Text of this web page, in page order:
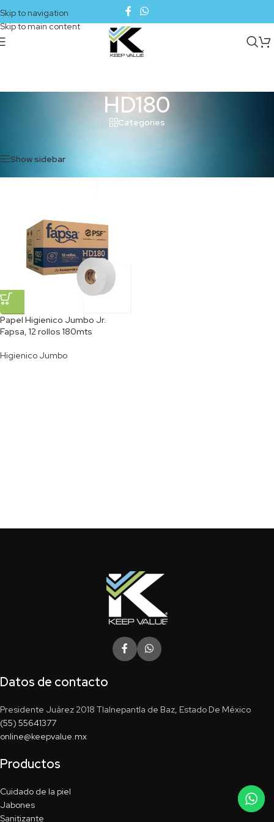
Skip to navigation
Skip to main content
HD180
Categories
Productos etiquetados “HD180”
Show sidebar
Papel Higienico Jumbo Jr.
Fapsa, 12 rollos 180mts
Higienico Jumbo
Datos de contacto
Presidente Juárez 2018 Tlalnepantla de Baz, Estado De México
(55) 55641377
online@keepvalue.mx
Productos
Cuidado de la piel
Jabones
Sanitizante